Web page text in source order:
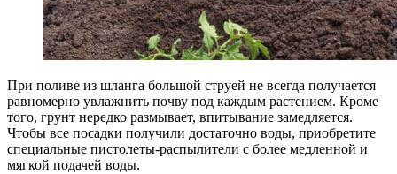
При поливе из шланга большой струей не всегда получается
равномерно увлажнить почву под каждым растением. Кроме
того, грунт нередко размывает, впитывание замедляется.
Чтобы все посадки получили достаточно воды, приобретите
специальные пистолеты-распылители с более медленной и
мягкой подачей воды.